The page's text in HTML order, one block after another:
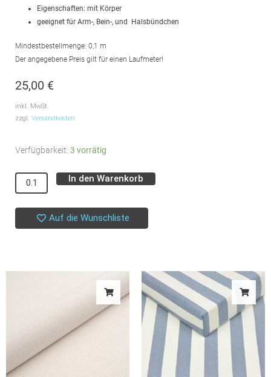
Eigenschaften: mit Körper
geeignet für Arm-, Bein-, und Halsbündchen
Mindestbestellmenge: 0,1 m
Der angegebene Preis gilt für einen Laufmeter!
25,00 €
inkl. MwSt.
zzgl. Versandkosten
Verfügbarkeit: 3 vorrätig
Schweres
SYAS
//
Black
In den Warenkorb
Auf die Wunschliste